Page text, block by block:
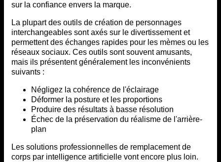
sur la confiance envers la marque.
La plupart des outils de création de personnages
interchangeables sont axés sur le divertissement et
permettent des échanges rapides pour les mèmes ou les
réseaux sociaux. Ces outils sont souvent amusants,
mais ils présentent généralement les inconvénients
suivants :
Négligez la cohérence de l'éclairage
Déformer la posture et les proportions
Produire des résultats à basse résolution
Échec de la préservation du réalisme de l'arrière-
plan
Les solutions professionnelles de remplacement de
corps par intelligence artificielle vont encore plus loin.